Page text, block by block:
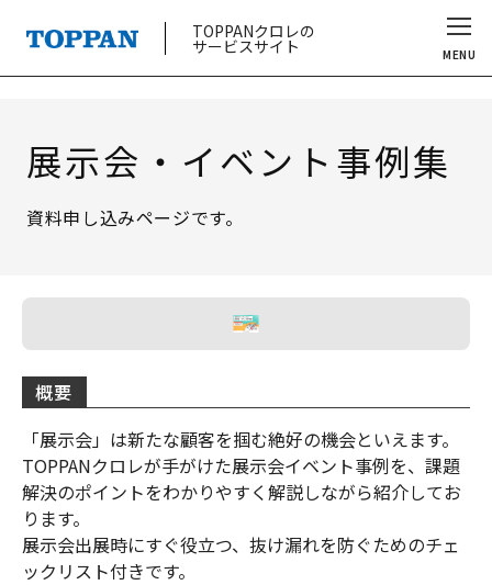
TOPPANクロレの
サービスサイト MENU
展示会・イベント事例集
資料申し込みページです。
概要
「展示会」は新たな顧客を掴む絶好の機会といえます。
TOPPANクロレが手がけた展示会イベント事例を、課題
解決のポイントをわかりやすく解説しながら紹介してお
ります。
展示会出展時にすぐ役立つ、抜け漏れを防ぐためのチェ
ックリスト付きです。